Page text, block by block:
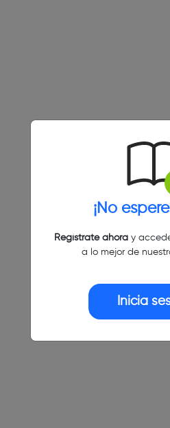
¡No
Regístrate ahoray
a lo mejor de
Inicia